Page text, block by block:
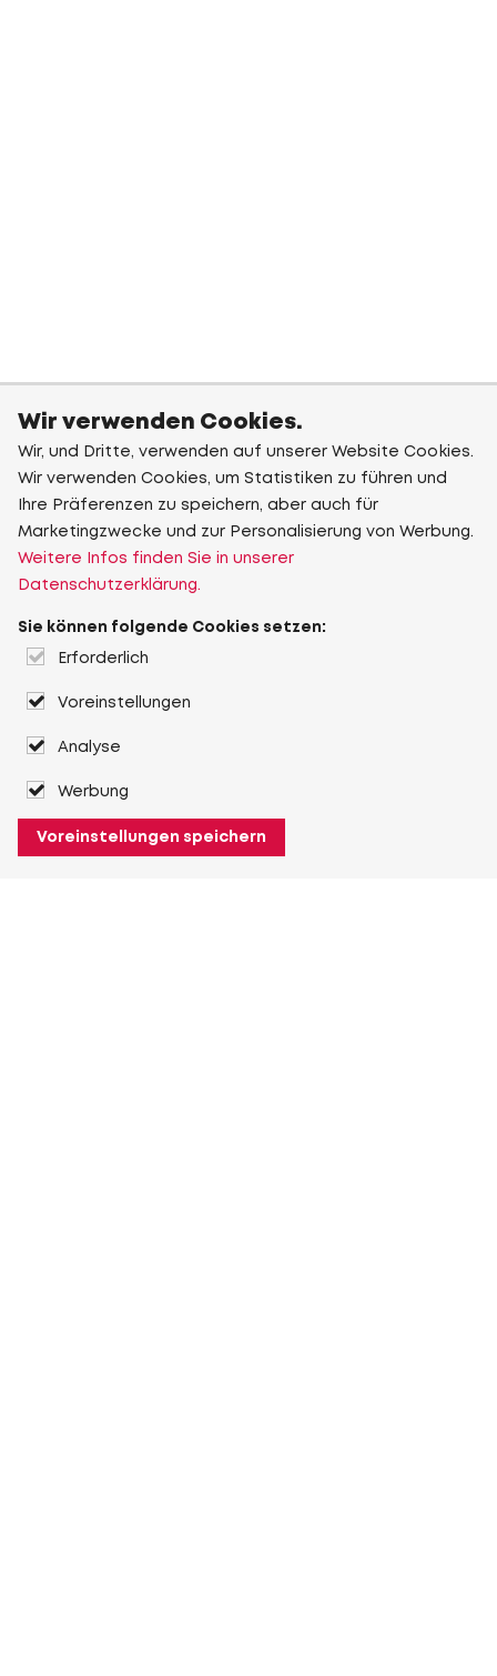
Wir verwenden Cookies.
Wir, und Dritte, verwenden auf unserer Website Cookies.
Wir verwenden Cookies, um Statistiken zu führen und
Ihre Präferenzen zu speichern, aber auch für
Marketingzwecke und zur Personalisierung von Werbung.
Weitere Infos finden Sie in unserer
Datenschutzerklärung.
Sie können folgende Cookies setzen:
Erforderlich
Voreinstellungen
Analyse
Werbung
Voreinstellungen speichern